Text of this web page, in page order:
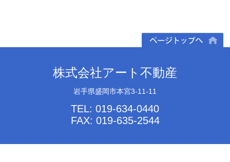
株式会社アート不動産
岩手県盛岡市本宮3-11-11
TEL: 019-634-0440
FAX: 019-635-2544